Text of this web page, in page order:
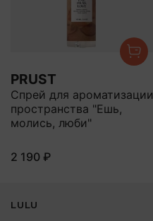
PRUST
Спрей для ароматизации
пространства "Ешь,
молись, люби"
2 190 ₽
LULU